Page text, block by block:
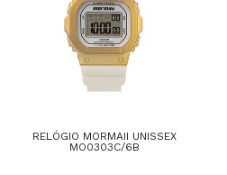
RELÓGIO MORMAII UNISSEX
MO0303C/6B